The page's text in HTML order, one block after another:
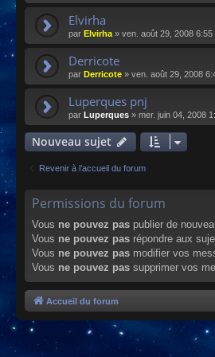
Elvirha
par Elvirha » ven. août 29, 2008 6:55
Derricote
par Derricote » ven. août 29, 2008
Luperques pnj
par Luperques » mer. juin 04, 2008
Nouveau sujet
Revenir à l’accueil du forum
Permissions du forum
Vous ne pouvez pas publier de
Vous ne pouvez pas répondre aux
Vous ne pouvez pas modifier vos
Vous ne pouvez pas supprimer vos
Accueil du forum